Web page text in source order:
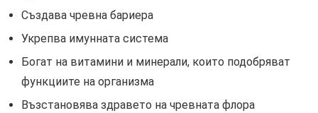
Създава чревна бариера
Укрепва имунната система
Богат на витамини и минерали, които подобряват
функциите на организма
Възстановява здравето на чревната флора